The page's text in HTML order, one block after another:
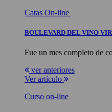
Catas On-line
BOULEVARD DEL VINO
Fue un mes completo de
ver anteriores
Ver artículo
Curso on-line